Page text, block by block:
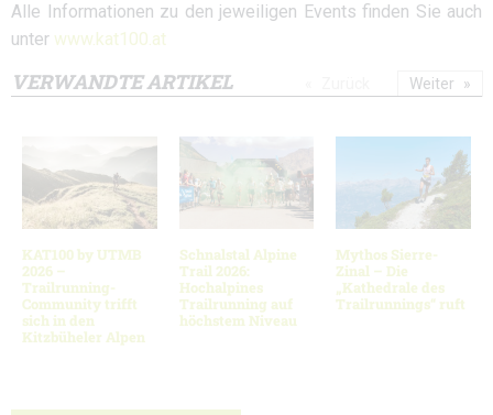
Alle Informationen zu den jeweiligen Events finden Sie auch
unter www.kat100.at
VERWANDTE ARTIKEL
KAT100 by UTMB
2026 –
Trailrunning-
Community trifft
sich in den
Kitzbüheler Alpen
Schnalstal Alpine
Trail 2026:
Hochalpines
Trailrunning auf
höchstem Niveau
Mythos Sierre-
Zinal – Die
„Kathedrale des
Trailrunnings“ ruft
Weiter